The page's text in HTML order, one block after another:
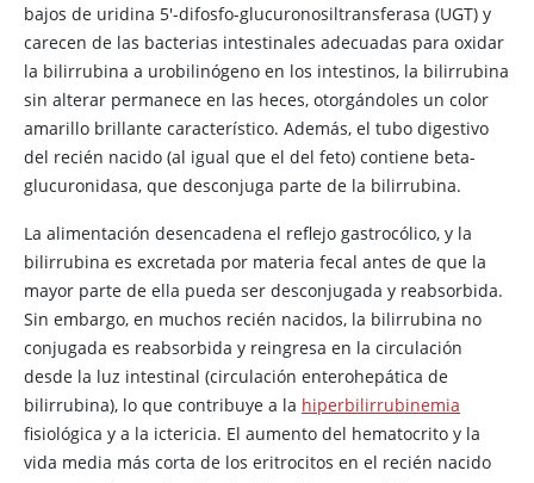
bajos de uridina 5'-difosfo-glucuronosiltransferasa (UGT) y
carecen de las bacterias intestinales adecuadas para oxidar
la bilirrubina a urobilinógeno en los intestinos, la bilirrubina
sin alterar permanece en las heces, otorgándoles un color
amarillo brillante característico. Además, el tubo digestivo
del recién nacido (al igual que el del feto) contiene beta-
glucuronidasa, que desconjuga parte de la bilirrubina.
La alimentación desencadena el reflejo gastrocólico, y la
bilirrubina es excretada por materia fecal antes de que la
mayor parte de ella pueda ser desconjugada y reabsorbida.
Sin embargo, en muchos recién nacidos, la bilirrubina no
conjugada es reabsorbida y reingresa en la circulación
desde la luz intestinal (circulación enterohepática de
bilirrubina), lo que contribuye a la hiperbilirrubinemia
fisiológica y a la ictericia. El aumento del hematocrito y la
vida media más corta de los eritrocitos en el recién nacido